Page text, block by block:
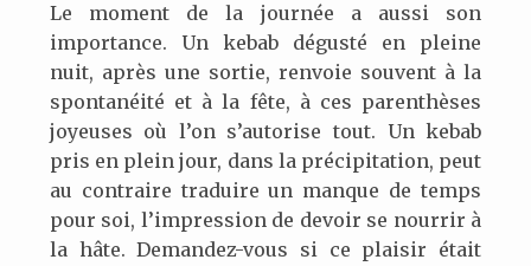
Le moment de la journée a aussi son
importance. Un kebab dégusté en pleine
nuit, après une sortie, renvoie souvent à la
spontanéité et à la fête, à ces parenthèses
joyeuses où l’on s’autorise tout. Un kebab
pris en plein jour, dans la précipitation, peut
au contraire traduire un manque de temps
pour soi, l’impression de devoir se nourrir à
la hâte. Demandez-vous si ce plaisir était